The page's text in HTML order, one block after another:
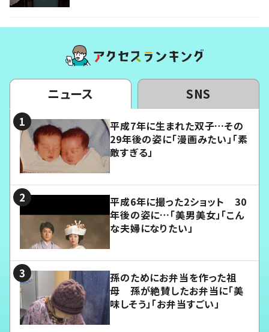
ニュース SNS
平成7年に生まれた双子…その
29年後の姿に「漫画みたい」「素
敵すぎる」
平成6年に撮った2ショット 30
年後の姿に…「美男美女」「こん
な夫婦になりたい」
孫のためにお弁当を作った祖
母 孫が絶賛したお弁当に「美
味しそう」「お弁当すごい」